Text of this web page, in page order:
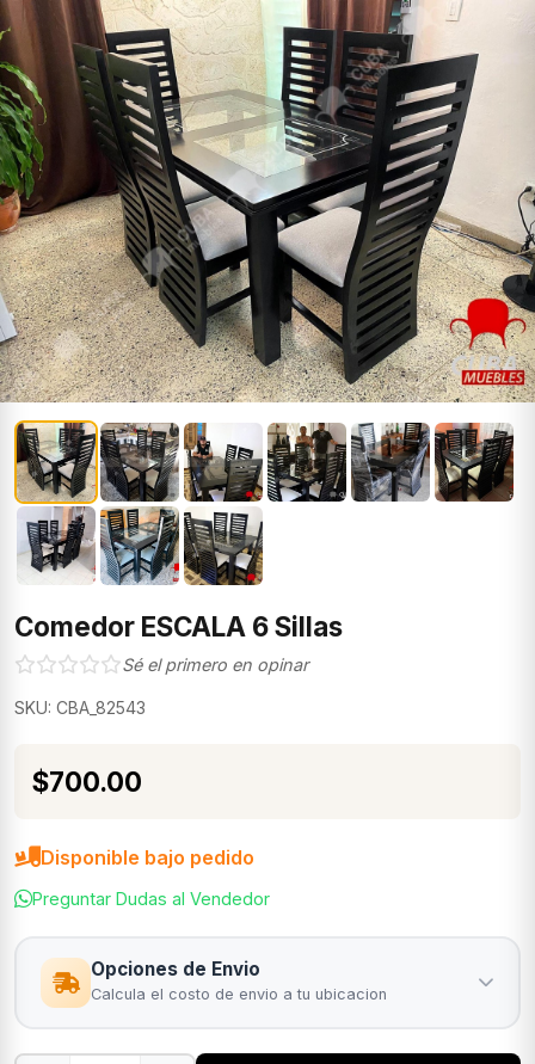
Comedor ESCALA 6 Sillas
Sé el primero en opinar
SKU: CBA_82543
$700.00
Disponible bajo pedido
Preguntar Dudas al Vendedor
Opciones de Envio
Calcula el costo de envio a tu ubicacion